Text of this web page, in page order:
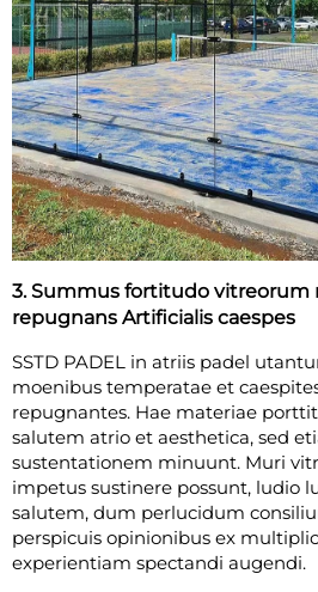
3. Summus fortitudo vitreorum
repugnans Artificialis caespes
SSTD PADEL in atriis padel
moenibus temperatae et
repugnantes. Hae materiae
salutem atrio et aesthetica, sed
sustentationem minuunt. Muri
impetus sustinere possunt, ludio
salutem, dum perlucidum
perspicuis opinionibus ex
experientiam spectandi augendi.